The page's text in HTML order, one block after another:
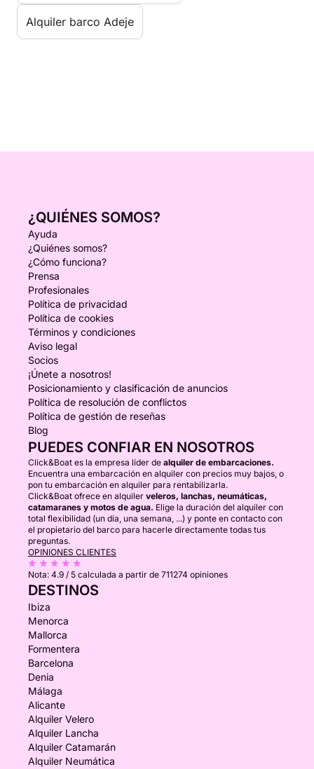
Alquiler barco Adeje
¿QUIÉNES SOMOS?
Ayuda
¿Quiénes somos?
¿Cómo funciona?
Prensa
Profesionales
Política de privacidad
Política de cookies
Términos y condiciones
Aviso legal
Socios
¡Únete a nosotros!
Posicionamiento y clasificación de anuncios
Política de resolución de conflictos
Política de gestión de reseñas
Blog
PUEDES CONFIAR EN NOSOTROS
Click&Boat es la empresa líder de alquiler de embarcaciones.
Encuentra una embarcación en alquiler con precios muy bajos, o
pon tu embarcación en alquiler para rentabilizarla.
Click&Boat ofrece en alquiler veleros, lanchas, neumáticas,
catamaranes y motos de agua. Elige la duración del alquiler con
total flexibilidad (un día, una semana, ...) y ponte en contacto con
el propietario del barco para hacerle directamente todas tus
preguntas.
OPINIONES CLIENTES
Nota: 4.9 / 5 calculada a partir de 711274 opiniones
DESTINOS
Ibiza
Menorca
Mallorca
Formentera
Barcelona
Denia
Málaga
Alicante
Alquiler Velero
Alquiler Lancha
Alquiler Catamarán
Alquiler Neumática